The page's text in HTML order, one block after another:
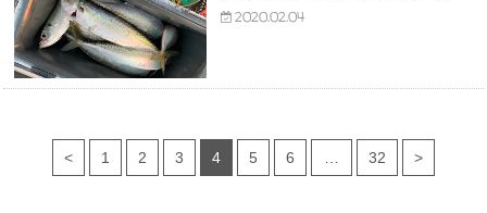
2020.02.04
< 1 2 3 4 5 6 32 >